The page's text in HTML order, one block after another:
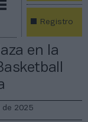
Registro
en la
de 2025